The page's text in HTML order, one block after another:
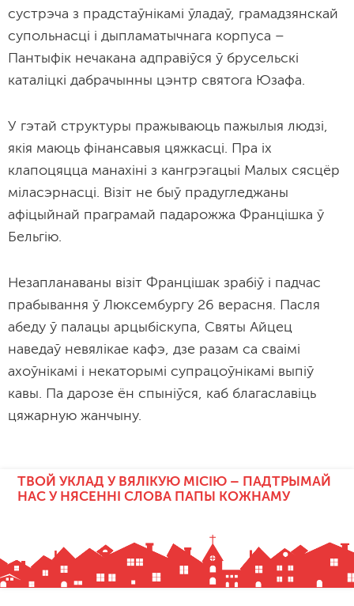
сустрэча з прадстаўнікамі ўладаў, грамадзянскай
супольнасці і дыпламатычнага корпуса –
Пантыфік нечакана адправіўся ў брусельскі
каталіцкі дабрачынны цэнтр святога Юзафа.
У гэтай структуры пражываюць пажылыя людзі,
якія маюць фінансавыя цяжкасці. Пра іх
клапоцяцца манахіні з кангрэгацыі Малых сясцёр
міласэрнасці. Візіт не быў прадугледжаны
афіцыйнай праграмай падарожжа Францішка ў
Бельгію.
Незапланаваны візіт Францішак зрабіў і падчас
прабывання ў Люксембургу 26 верасня. Пасля
абеду ў палацы арцыбіскупа, Святы Айцец
наведаў невялікае кафэ, дзе разам са сваімі
ахоўнікамі і некаторымі супрацоўнікамі выпіў
кавы. Па дарозе ён спыніўся, каб благаславіць
цяжарную жанчыну.
ТВОЙ УКЛАД У ВЯЛІКУЮ МІСІЮ – ПАДТРЫМАЙ
НАС У НЯСЕННІ СЛОВА ПАПЫ КОЖНАМУ